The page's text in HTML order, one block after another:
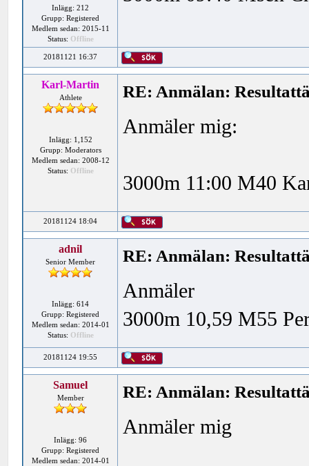
Inlägg: 212
Grupp: Registered
Medlem sedan: 2015-11
Status: Offline
20181121 16:37
Karl-Martin
Athlete
Inlägg: 1,152
Grupp: Moderators
Medlem sedan: 2008-12
Status: Offline
RE: Anmälan:
Anmäler mig:
3000m 11:00 M40
20181124 18:04
adnil
Senior Member
Inlägg: 614
Grupp: Registered
Medlem sedan: 2014-01
Status: Offline
RE: Anmälan:
Anmäler
3000m 10,59 M55
20181124 19:55
Samuel
Member
Inlägg: 96
Grupp: Registered
Medlem sedan: 2014-01
RE: Anmälan:
Anmäler mig